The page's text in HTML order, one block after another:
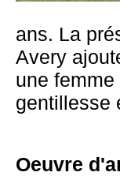
ans. La
Avery
une
gentillesse
Oeuvre